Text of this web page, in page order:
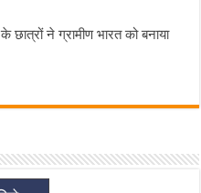
ने ग्रामीण भारत को बनाया